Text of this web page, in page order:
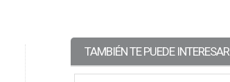
TAMBIÉN TE PUEDE INTERESAR